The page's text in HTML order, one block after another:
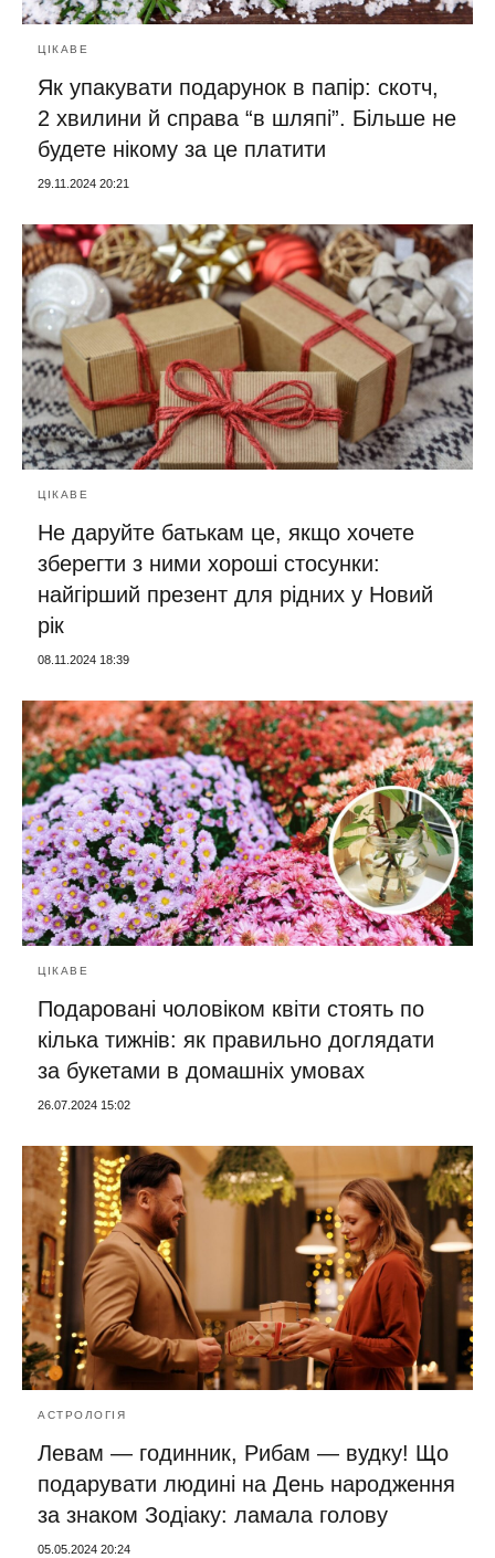
ЦІКАВЕ
Як упакувати подарунок в папір: скотч,
2 хвилини й справа “в шляпі”. Більше не
будете нікому за це платити
29.11.2024 20:21
ЦІКАВЕ
Не даруйте батькам це, якщо хочете
зберегти з ними хороші стосунки:
найгірший презент для рідних у Новий
рік
08.11.2024 18:39
ЦІКАВЕ
Подаровані чоловіком квіти стоять по
кілька тижнів: як правильно доглядати
за букетами в домашніх умовах
26.07.2024 15:02
АСТРОЛОГІЯ
Левам — годинник, Рибам — вудку! Що
подарувати людині на День народження
за знаком Зодіаку: ламала голову
05.05.2024 20:24